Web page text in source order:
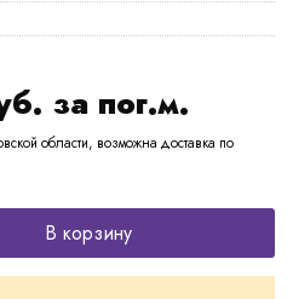
за пог.м.
области, возможна доставка по
В корзину